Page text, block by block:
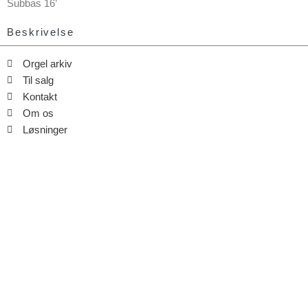
Subbas 16’
Beskrivelse
Orgel arkiv
Til salg
Kontakt
Om os
Løsninger